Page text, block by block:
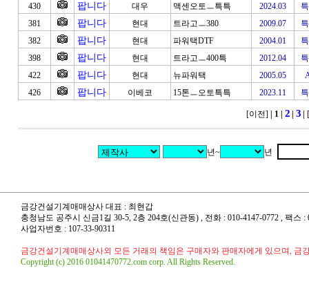
430
팝니다 대우 맥센오토ㅡ특특 2024.03
381
팝니다 현대 트라고ㅡ380 2009.07
382
팝니다 현대 파워택DTF 2004.01
398
팝니다 현대 트라고ㅡ400특 2012.04
422
팝니다 현대 뉴파워택 2005.05
426
팝니다 이베코 15톤ㅡ오토특특 2023.11
[이전] | 1 2 3
년~ 년
금강건설기계매매상사 대표 : 최현갑
충청남도 공주시 신금1길 30-5, 2층 204호(신관동) , 전화 : 010-4147-0772 , 팩스 :
사업자번호 : 107-33-90311
금강건설기계매매상사외 모든 거래의 책임은 구매자와 판매자에게 있으며, 금
Copyright (c) 2016 01041470772.com corp. All Rights Reserved.